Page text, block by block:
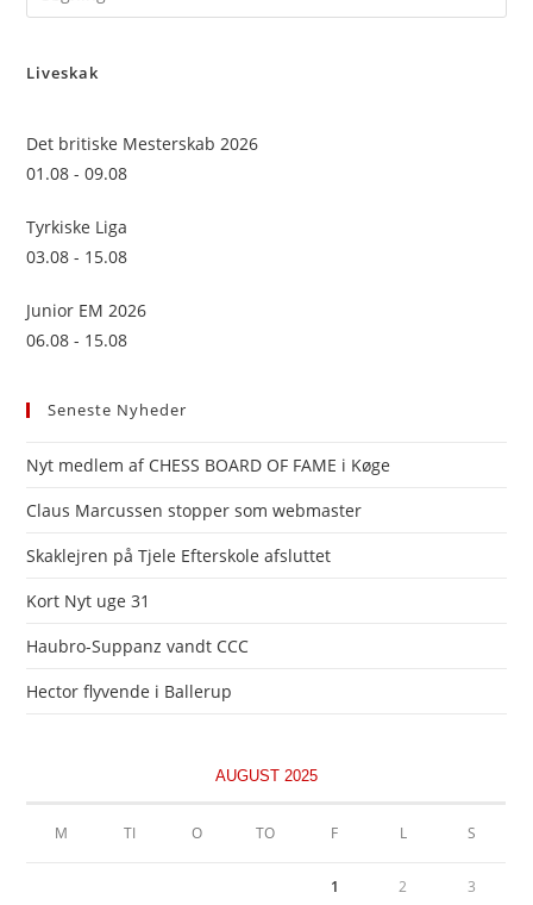
Liveskak
Det britiske Mesterskab 2026
01.08 - 09.08
Tyrkiske Liga
03.08 - 15.08
Junior EM 2026
06.08 - 15.08
Seneste Nyheder
Nyt medlem af CHESS BOARD OF FAME i Køge
Claus Marcussen stopper som webmaster
Skaklejren på Tjele Efterskole afsluttet
Kort Nyt uge 31
Haubro-Suppanz vandt CCC
Hector flyvende i Ballerup
AUGUST 2025
M TI O TO F L S
1 2 3